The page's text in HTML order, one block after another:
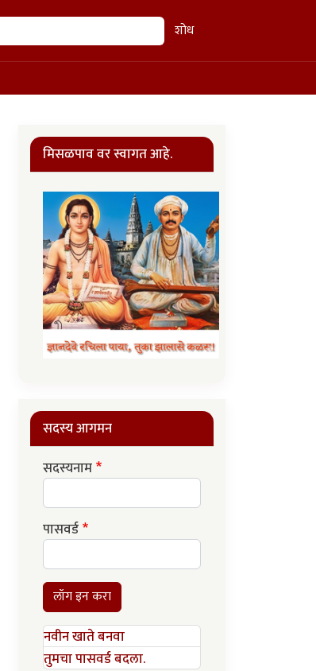
शोध
मिसळपाव वर स्वागत आहे.
सदस्य आगमन
सदस्यनाम
पासवर्ड
लॉग इन करा
नवीन खाते बनवा
तुमचा पासवर्ड बदला.